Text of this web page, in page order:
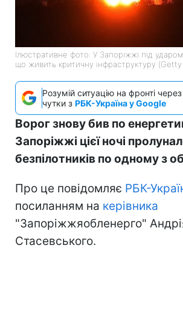
Ілюстративне фото: У Запоріжжі під
що живить критичну інфраструктуру (Getty
Розумій ситуацію на фронті
чутки з РБК-Україна у Google
Ворог знову бив по
Запоріжжі цієї ночі
безпілотників по одному з
Про це повідомляє РБК-
посиланням на керівника
"Запоріжжяобленерго"
Стасевського.